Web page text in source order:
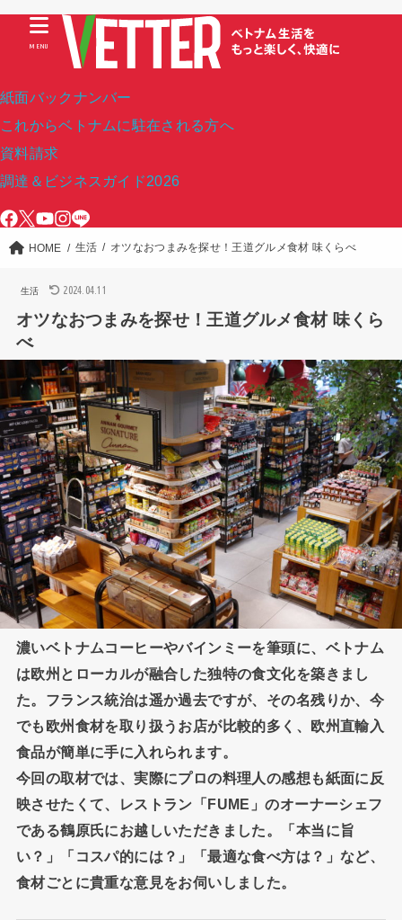
紙面バックナンバー
これからベトナムに駐在される方へ
資料請求
調達＆ビジネスガイド2026
MENU
HOME 生活 オツなおつまみを探せ！王道グルメ食材 味くらべ
生活 2024.04.11
オツなおつまみを探せ！王道グルメ食材 味くら
べ
濃いベトナムコーヒーやバインミーを筆頭に、ベトナム
は欧州とローカルが融合した独特の食文化を築きまし
た。フランス統治は遥か過去ですが、その名残りか、今
でも欧州食材を取り扱うお店が比較的多く、欧州直輸入
食品が簡単に手に入れられます。
今回の取材では、実際にプロの料理人の感想も紙面に反
映させたくて、レストラン「FUME」のオーナーシェフ
である鶴原氏にお越しいただきました。「本当に旨
い？」「コスパ的には？」「最適な食べ方は？」など、
食材ごとに貴重な意見をお伺いしました。